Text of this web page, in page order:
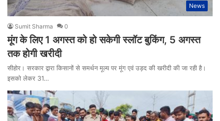
News
Sumit Sharma 0
मूंग के लिए 1 अगस्त को हो सकेगी स्लॉट बुकिंग, 5 अगस्त
तक होगी खरीदी
सीहोर। सरकार द्वारा किसानों से समर्थन मूल्य पर मूंग एवं उड़द की खरीदी की जा रही है।
इसको लेकर 31…